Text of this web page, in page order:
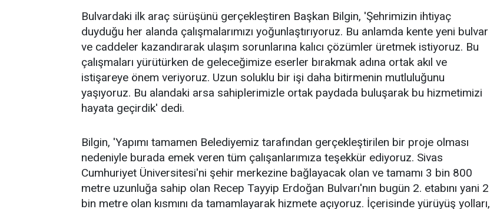
Bulvardaki ilk araç sürüşünü gerçekleştiren Başkan Bilgin, 'Şehrimizin ihtiyaç
duyduğu her alanda çalışmalarımızı yoğunlaştırıyoruz. Bu anlamda kente yeni bulvar
ve caddeler kazandırarak ulaşım sorunlarına kalıcı çözümler üretmek istiyoruz. Bu
çalışmaları yürütürken de geleceğimize eserler bırakmak adına ortak akıl ve
istişareye önem veriyoruz. Uzun soluklu bir işi daha bitirmenin mutluluğunu
yaşıyoruz. Bu alandaki arsa sahiplerimizle ortak paydada buluşarak bu hizmetimizi
hayata geçirdik' dedi.
Bilgin, 'Yapımı tamamen Belediyemiz tarafından gerçekleştirilen bir proje olması
nedeniyle burada emek veren tüm çalışanlarımıza teşekkür ediyoruz. Sivas
Cumhuriyet Üniversitesi'ni şehir merkezine bağlayacak olan ve tamamı 3 bin 800
metre uzunluğa sahip olan Recep Tayyip Erdoğan Bulvarı'nın bugün 2. etabını yani 2
bin metre olan kısmını da tamamlayarak hizmete açıyoruz. İçerisinde yürüyüş yolları,